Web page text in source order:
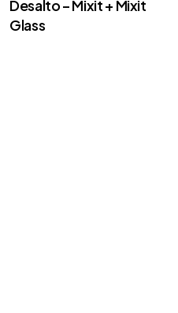
Desalto – Mixit + Mixit
Glass